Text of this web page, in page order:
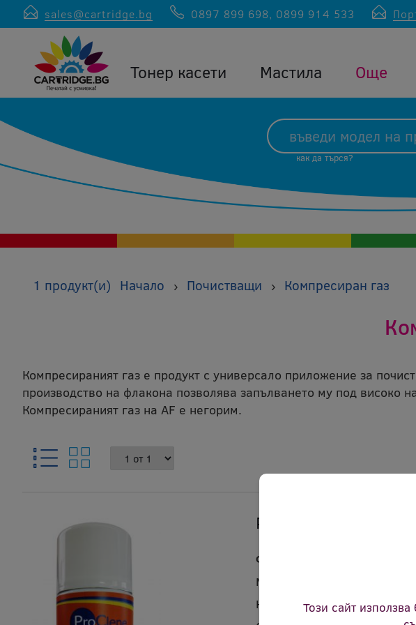
sales@cartridge.bg 0897 899 698, 0899 914 533
Тонер касети Мастила Още
как да търся?
1 продукт(и) Начало › Почистващи › Компресиран газ
Компресираният газ е продукт с универсало приложение за
производство на флакона позволява запълването му под високо
Компресираният газ на AF е негорим.
ProClene Флакон
Флакон с компресиран газ
Марка:
Код:
affrec sdu400f 0268
Този сайт